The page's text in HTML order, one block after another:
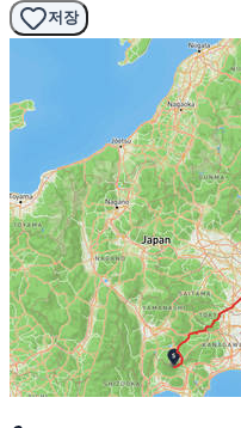
저장